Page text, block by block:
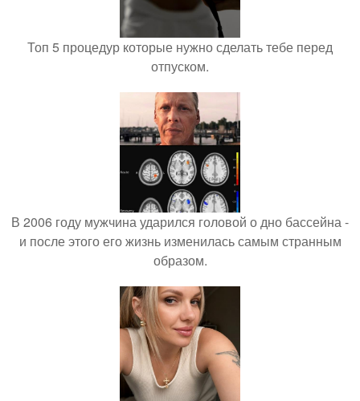
Топ 5 процедур которые нужно сделать тебе перед
отпуском.
В 2006 году мужчина ударился головой о дно бассейна -
и после этого его жизнь изменилась самым странным
образом.